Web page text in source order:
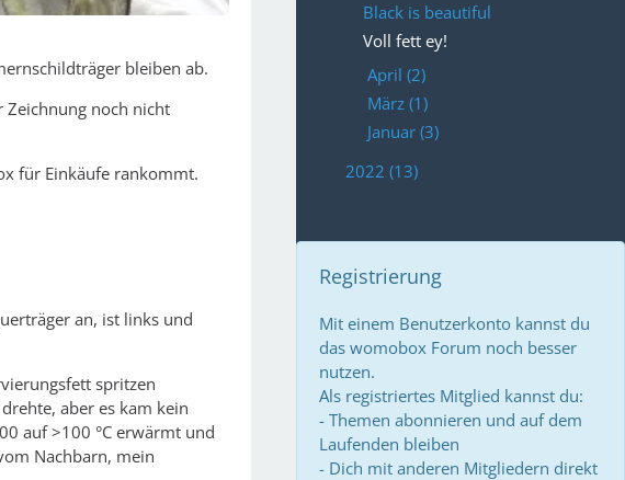
bleiben ab.
Zeichnung noch nicht
für Einkäufe rankommt.
an, ist links und
spritzen
aber es kam kein
auf >100 °C erwärmt und
Nachbarn, mein
Black is beautiful
Voll fett ey!
April (2)
März (1)
Januar (3)
2022 (13)
Registrierung
Mit einem Benutzerkonto kannst du
das womobox Forum noch besser
nutzen.
Als registriertes Mitglied kannst du:
- Themen abonnieren und auf dem
Laufenden bleiben
- Dich mit anderen Mitgliedern direkt